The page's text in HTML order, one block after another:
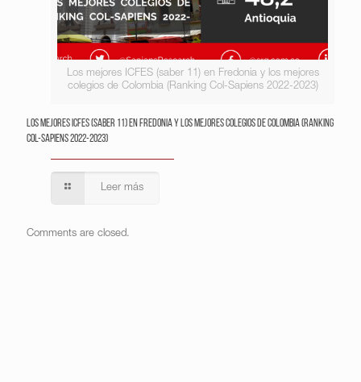
Los mejores ICFES (saber 11) en Fredonia y los mejores
colegios de Colombia (Ranking Col-Sapiens 2022-2023)
Los mejores ICFES (saber 11) en Fredonia y los mejores colegios de Colombia (Ranking
Col-Sapiens 2022-2023)
Leer más
Comments are closed.